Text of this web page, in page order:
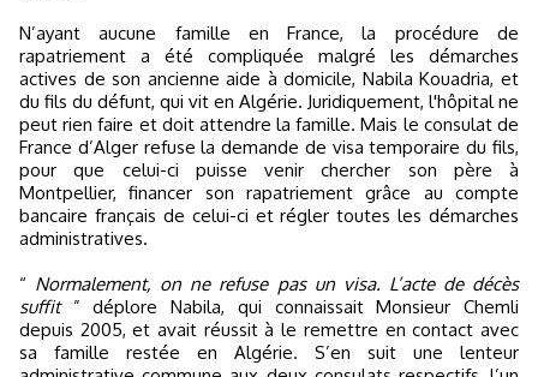
N’ayant aucune famille en France, la procédure de
rapatriement a été compliquée malgré les démarches
actives de son ancienne aide à domicile, Nabila Kouadria, et
du fils du défunt, qui vit en Algérie. Juridiquement, l'hôpital ne
peut rien faire et doit attendre la famille. Mais le consulat de
France d’Alger refuse la demande de visa temporaire du fils,
pour que celui-ci puisse venir chercher son père à
Montpellier, financer son rapatriement grâce au compte
bancaire français de celui-ci et régler toutes les démarches
administratives.
“ Normalement, on ne refuse pas un visa. L’acte de décès
suffit ” déplore Nabila, qui connaissait Monsieur Chemli
depuis 2005, et avait réussit à le remettre en contact avec
sa famille restée en Algérie. S’en suit une lenteur